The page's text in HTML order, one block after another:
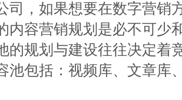
司，如果想要在数字营销
内容营销规划是必不可少
的规划与建设往往决定着
池包括：视频库、文章库